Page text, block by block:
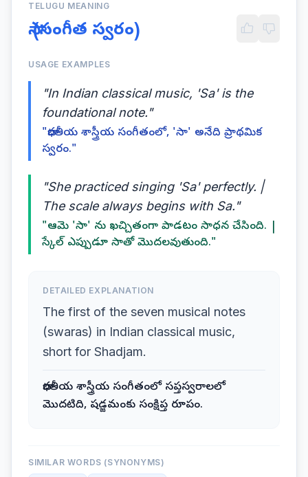
TELUGU MEANING
సా (సంగీత స్వరం)
USAGE EXAMPLES
"In Indian classical music, 'Sa' is the
foundational note."
"భారతీయ శాస్త్రీయ సంగీతంలో, 'సా' అనేది ప్రాథమిక
స్వరం."
"She practiced singing 'Sa' perfectly. |
The scale always begins with Sa."
"ఆమె 'సా' ను ఖచ్చితంగా పాడటం సాధన చేసింది. |
స్కేల్ ఎప్పుడూ సాతో మొదలవుతుంది."
DETAILED EXPLANATION
The first of the seven musical notes
(swaras) in Indian classical music,
short for Shadjam.
భారతీయ శాస్త్రీయ సంగీతంలో సప్తస్వరాలలో
మొదటిది, షడ్జమంకు సంక్షిప్త రూపం.
SIMILAR WORDS (SYNONYMS)